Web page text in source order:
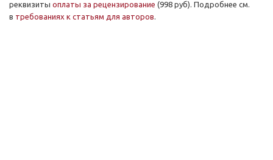
реквизиты оплаты за рецензирование (998 руб). Подробнее см.
в требованиях к статьям для авторов.